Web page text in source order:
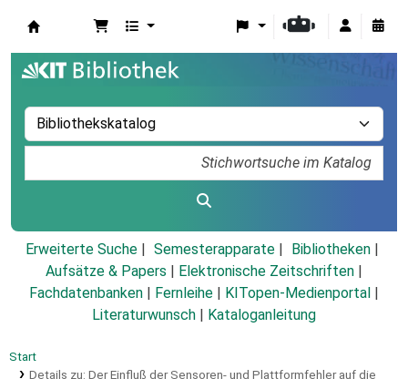
Erweiterte Suche Semesterapparate
Bibliotheken
Aufsätze & Papers
Elektronische Zeitschriften
Fachdatenbanken
Fernleihe KITopen-Medienportal
Literaturwunsch
Kataloganleitung
Start
Details zu: Der Einfluß der Sensoren- und Plattformfehler auf die